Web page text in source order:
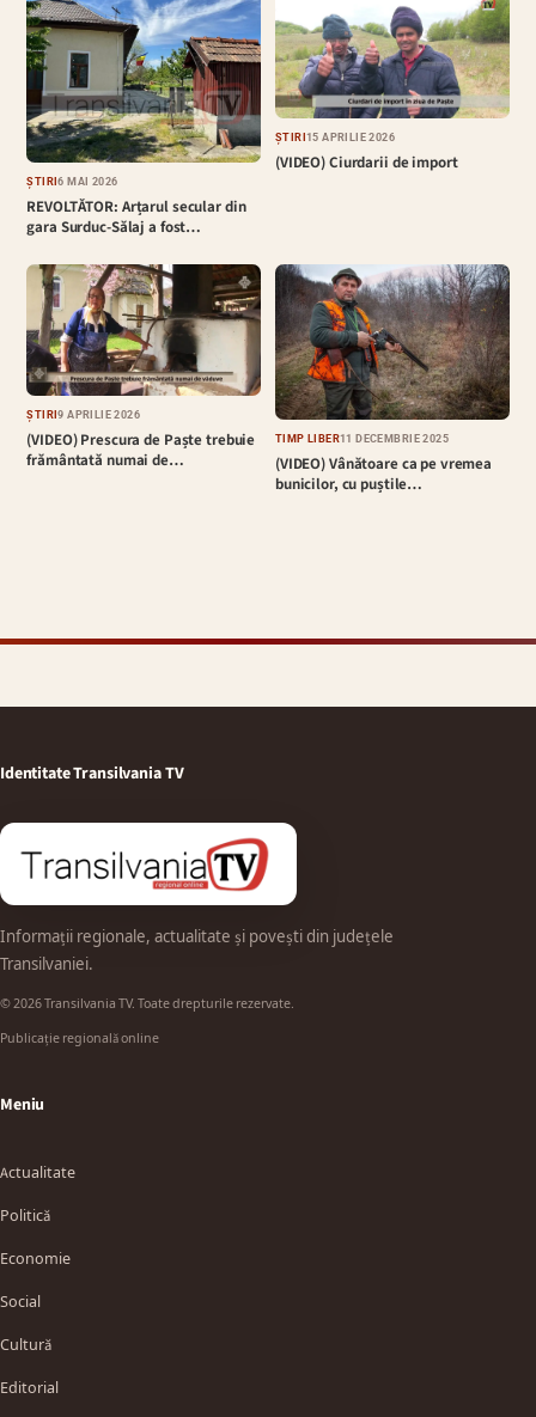
ȘTIRI6 MAI 2026
REVOLTĂTOR: Arțarul secular din
gara Surduc-Sălaj a fost…
ȘTIRI15 APRILIE 2026
(VIDEO) Ciurdarii de import
ȘTIRI9 APRILIE 2026
(VIDEO) Prescura de Paște trebuie
frământată numai de…
TIMP LIBER11 DECEMBRIE 2025
(VIDEO) Vânătoare ca pe vremea
bunicilor, cu puștile…
Identitate Transilvania TV
Informații regionale, actualitate și povești din județele
Transilvaniei.
© 2026 Transilvania TV. Toate drepturile rezervate.
Publicație regională online
Meniu
Actualitate
Politică
Economie
Social
Cultură
Editorial